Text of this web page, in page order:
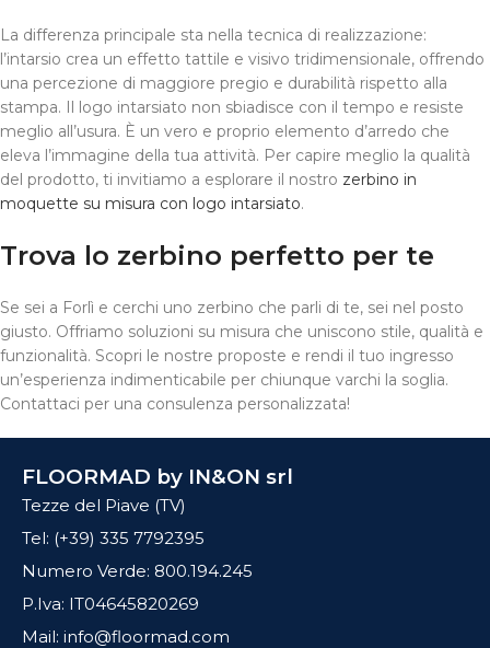
La differenza principale sta nella tecnica di realizzazione:
l’intarsio crea un effetto tattile e visivo tridimensionale, offrendo
una percezione di maggiore pregio e durabilità rispetto alla
stampa. Il logo intarsiato non sbiadisce con il tempo e resiste
meglio all’usura. È un vero e proprio elemento d’arredo che
eleva l’immagine della tua attività. Per capire meglio la qualità
del prodotto, ti invitiamo a esplorare il nostro zerbino in
moquette su misura con logo intarsiato.
Trova lo zerbino perfetto per te
Se sei a Forlì e cerchi uno zerbino che parli di te, sei nel posto
giusto. Offriamo soluzioni su misura che uniscono stile, qualità e
funzionalità. Scopri le nostre proposte e rendi il tuo ingresso
un’esperienza indimenticabile per chiunque varchi la soglia.
Contattaci per una consulenza personalizzata!
FLOORMAD by IN&ON srl
Tezze del Piave (TV)
Tel: (+39) 335 7792395
Numero Verde: 800.194.245
P.Iva: IT04645820269
Mail: info@floormad.com